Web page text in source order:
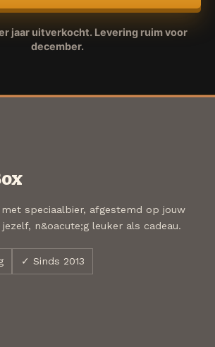
jaar uitverkocht. Levering ruim voor
december.
speciaalbier, afgestemd op jouw
n&oacute;g leuker als cadeau.
✓ Sinds 2013